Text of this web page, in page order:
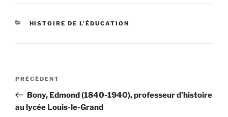
CATÉGORIES
HISTOIRE DE L’ÉDUCATION
Navigation
l’article
Article
précédent
PRÉCÉDENT
Bony, Edmond (1840-1940), professeur d’histoire
au lycée Louis-le-Grand